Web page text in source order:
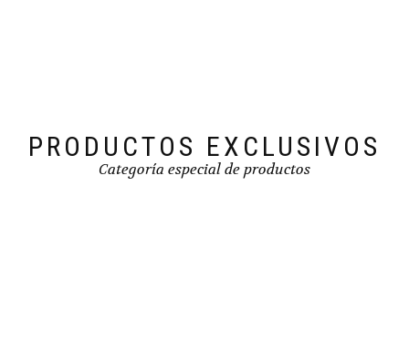
PRODUCTOS EXCLUSIVOS
Categoría especial de productos